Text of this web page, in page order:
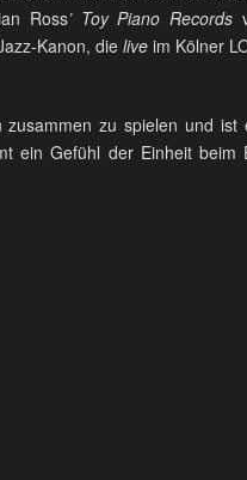
Ross’ Toy Piano Records
Kanon, die live im Kölner
zu spielen und
ein Gefühl der Einheit